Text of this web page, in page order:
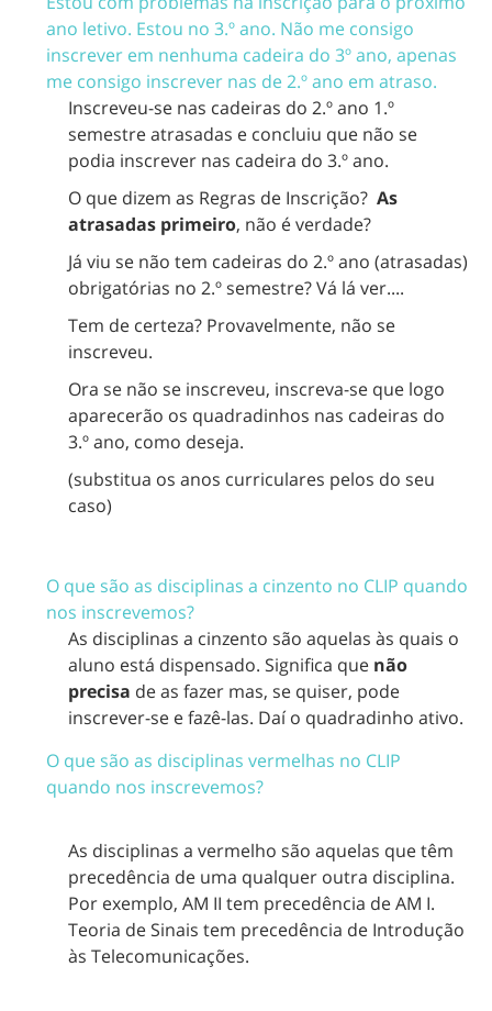
ano letivo. Estou no 3.º ano. Não me consigo
inscrever em nenhuma cadeira do 3º ano, apenas
me consigo inscrever nas de 2.º ano em atraso.
Inscreveu-se nas cadeiras do 2.º ano 1.º
semestre atrasadas e concluiu que não se
podia inscrever nas cadeira do 3.º ano.
O que dizem as Regras de Inscrição? As
atrasadas primeiro, não é verdade?
Já viu se não tem cadeiras do 2.º ano (atrasadas)
obrigatórias no 2.º semestre? Vá lá ver....
Tem de certeza? Provavelmente, não se
inscreveu.
Ora se não se inscreveu, inscreva-se que logo
aparecerão os quadradinhos nas cadeiras do
3.º ano, como deseja.
(substitua os anos curriculares pelos do seu
caso)
O que são as disciplinas a cinzento no CLIP quando
nos inscrevemos?
As disciplinas a cinzento são aquelas às quais o
aluno está dispensado. Significa que não
precisa de as fazer mas, se quiser, pode
inscrever-se e fazê-las. Daí o quadradinho ativo.
O que são as disciplinas vermelhas no CLIP
quando nos inscrevemos?
As disciplinas a vermelho são aquelas que têm
precedência de uma qualquer outra disciplina.
Por exemplo, AM II tem precedência de AM I.
Teoria de Sinais tem precedência de Introdução
às Telecomunicações.